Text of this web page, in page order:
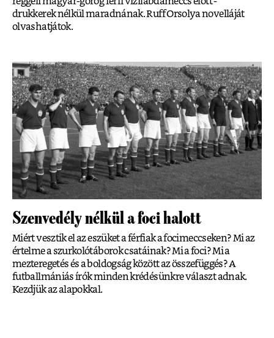
drukkerek nélkül maradnának. Ruff Orsolya novelláját
olvashatjátok.
Szenvedély nélkül a foci halott
Miért vesztik el az eszüket a férfiak a focimeccseken? Mi az
értelme a szurkolótáborok csatáinak? Mi a foci? Mi a
mezteregetés és a boldogság között az összefüggés? A
futballmániás írók minden krédésünkre választ adnak.
Kezdjük az alapokkal.